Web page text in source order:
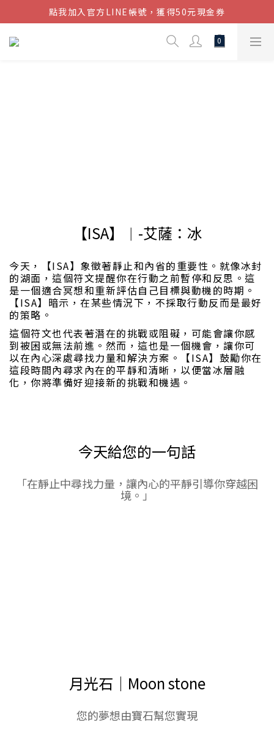
結帳金額滿$1080超取免運
點我加入官方LINE帳號，獲得50元現金券
結帳金額滿$1080超取免運
【ISA】 ᛁ -艾薩：冰
今天，【ISA】象徵著靜止和內省的重要性。就像冰封
的湖面，這個符文提醒你在行動之前暫停和反思。這
是一個適合冥想和重新評估自己目標與動機的時期。
【ISA】暗示，在某些情況下，不採取行動反而是最好
的策略。
這個符文也代表著潛在的挑戰或阻礙，可能會讓你感
到被困或無法前進。然而，這也是一個機會，讓你可
以在內心深處尋找力量和解決方案。【ISA】鼓勵你在
這段時間內尋求內在的平靜和清晰，以便當冰層融
化，你將準備好迎接新的挑戰和機遇。
今天給您的一句話
「在靜止中尋找力量，讓內心的平靜引導你穿越困
境。」
月光石│Moon stone
您的夢想由寶石幫您實現